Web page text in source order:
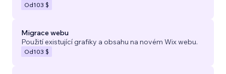
Od103 $
Migrace webu
Použití existující grafiky a obsahu na novém Wix webu.
Od103 $